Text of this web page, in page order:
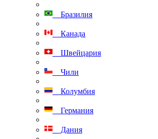
Бразилия
Канада
Швейцария
Чили
Колумбия
Германия
Дания